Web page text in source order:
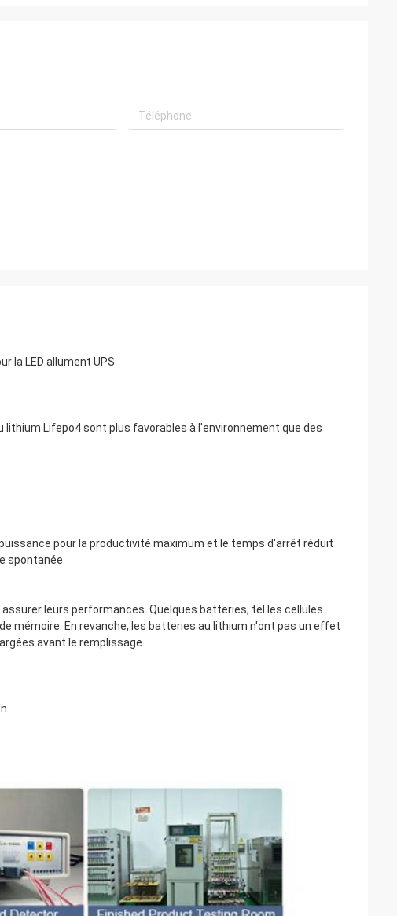
la LED allument UPS
Lifepo4 sont plus favorables à l'environnement que des
pour la productivité maximum et le temps d'arrêt réduit
spontanée
leurs performances. Quelques batteries, tel les cellules
mémoire. En revanche, les batteries au lithium n'ont pas un effet
avant le remplissage.